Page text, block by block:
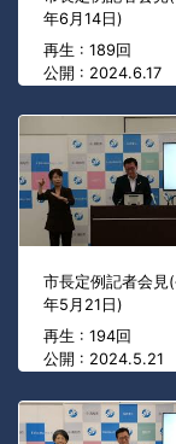
年6月14日)
再生 : 189回
公開 : 2024.6.17
市長定例記者会見
年5月21日)
再生 : 194回
公開 : 2024.5.21